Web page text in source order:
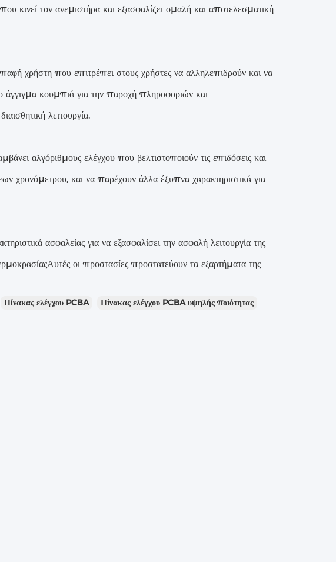
κινεί τον ανεμιστήρα και εξασφαλίζει ομαλή και αποτελεσματική
χρήστη που επιτρέπει στους χρήστες να αλληλεπιδρούν και να
άγγιγμα κουμπιά για την παροχή πληροφοριών και
λειτουργία.
αλγόριθμους ελέγχου που βελτιστοποιούν τις επιδόσεις και
χρονόμετρου, και να παρέχουν άλλα έξυπνα χαρακτηριστικά για
ασφαλείας για να εξασφαλίσει την ασφαλή λειτουργία της
οι προστασίες προστατεύουν τα εξαρτήματα της
Πίνακας ελέγχου PCBA Πίνακας ελέγχου PCBA υψηλής ποιότητας